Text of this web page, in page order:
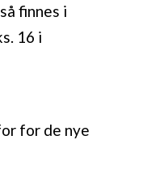
finnes i
16 i
for de nye